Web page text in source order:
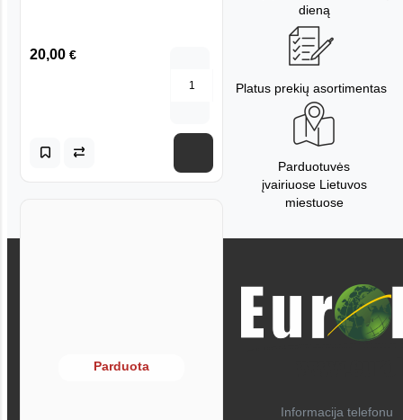
20,00 €
Parduota
dieną
Platus prekių asortimentas
Parduotuvės
įvairiuose Lietuvos
miestuose
Informacija telefonu